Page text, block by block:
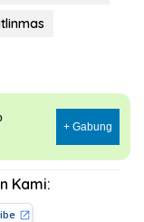
+ Gabung
Kami: